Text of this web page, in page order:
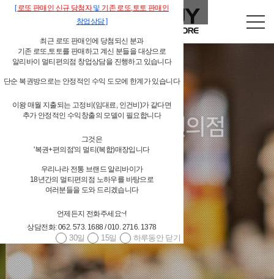
독립형 개인 편의점
알리바이 물류시스템 지원
4,000여 편의점상품(상온상품,저온상품,페스트푸드 등등) 공급
대기업 편의점체인과 경쟁할 수 있는 상품 구성
당일발주 → 당일배송 / 주 6회 배송
광주광역시/전남 알리바이 직접 배송, 그 외 지역 위탁배송
[로또 판매인 신규 당첨자및 기존 로또,토토 판매인
창업상담]
최근 로또 판매인에 당첨되신 분과
기존 로또,토토를 판매하고 계신 분들을 대상으로
알리바이 멀티편의점 창업상담을 진행하고 있습니다
단순 복권방으로는 안정적인 수익 도모에 한계가 있습니다
이왕 매월 지출되는 고정비(임대료, 인건비)가 같다면
추가 안정적인 수익창출의 모델이 필요합니다
그것은
'복권+편의점'의 멀티(복합)매장입니다
우리나라 전통 브랜드 알리바이가
18년간의 멀티편의점 노하우를 바탕으로
여러분들을 도와 드리겠습니다
언제든지 전화주세요~!
상담전화: 062. 573. 1688 / 010. 2716. 1378
하루동안 닫기
15일
30일